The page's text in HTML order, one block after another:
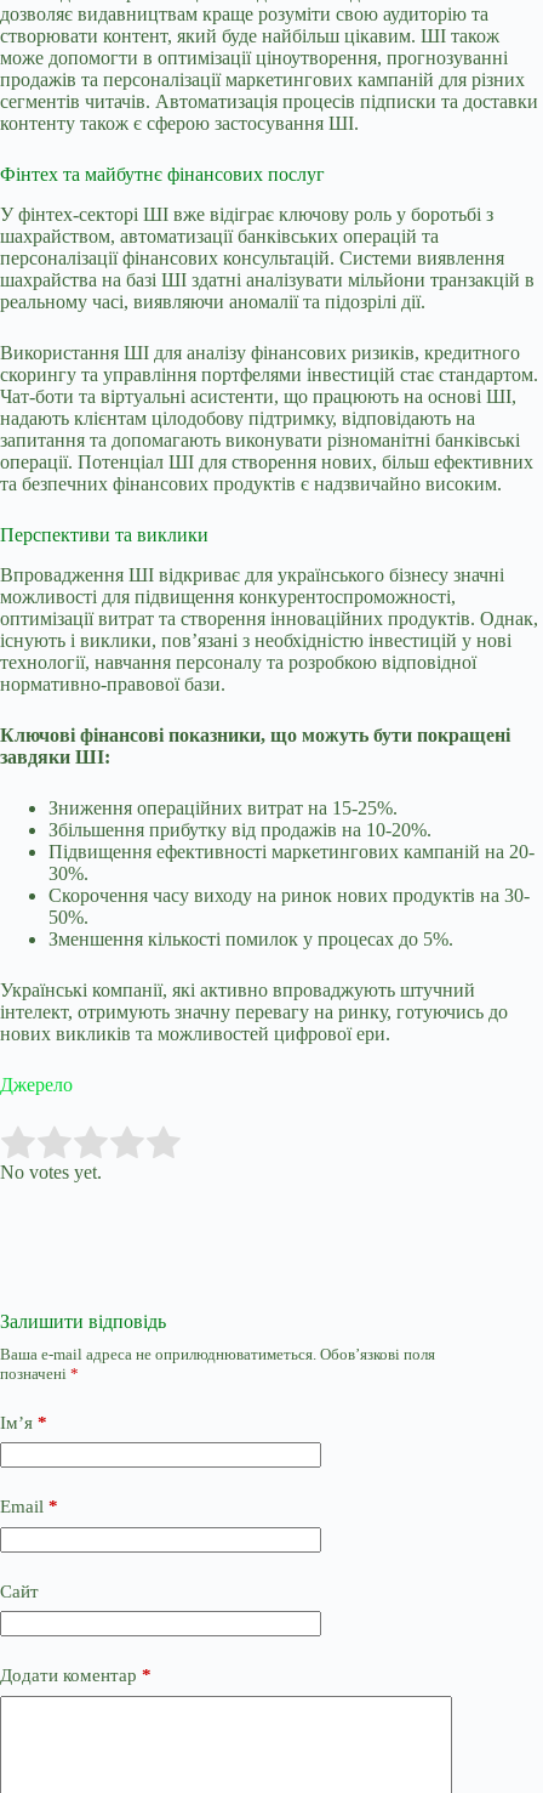
дозволяє видавництвам краще розуміти свою аудиторію та
створювати контент, який буде найбільш цікавим. ШІ також
може допомогти в оптимізації ціноутворення, прогнозуванні
продажів та персоналізації маркетингових кампаній для різних
сегментів читачів. Автоматизація процесів підписки та доставки
контенту також є сферою застосування ШІ.
Фінтех та майбутнє фінансових послуг
У фінтех-секторі ШІ вже відіграє ключову роль у боротьбі з
шахрайством, автоматизації банківських операцій та
персоналізації фінансових консультацій. Системи виявлення
шахрайства на базі ШІ здатні аналізувати мільйони транзакцій в
реальному часі, виявляючи аномалії та підозрілі дії.
Використання ШІ для аналізу фінансових ризиків, кредитного
скорингу та управління портфелями інвестицій стає стандартом.
Чат-боти та віртуальні асистенти, що працюють на основі ШІ,
надають клієнтам цілодобову підтримку, відповідають на
запитання та допомагають виконувати різноманітні банківські
операції. Потенціал ШІ для створення нових, більш ефективних
та безпечних фінансових продуктів є надзвичайно високим.
Перспективи та виклики
Впровадження ШІ відкриває для українського бізнесу значні
можливості для підвищення конкурентоспроможності,
оптимізації витрат та створення інноваційних продуктів. Однак,
існують і виклики, пов’язані з необхідністю інвестицій у нові
технології, навчання персоналу та розробкою відповідної
нормативно-правової бази.
Ключові фінансові показники, що можуть бути покращені
завдяки ШІ:
Зниження операційних витрат на 15-25%.
Збільшення прибутку від продажів на 10-20%.
Підвищення ефективності маркетингових кампаній на 20-
30%.
Скорочення часу виходу на ринок нових продуктів на 30-
50%.
Зменшення кількості помилок у процесах до 5%.
Українські компанії, які активно впроваджують штучний
інтелект, отримують значну перевагу на ринку, готуючись до
нових викликів та можливостей цифрової ери.
Джерело
Rate this item:
No votes yet.
Залишити відповідь
Ваша e-mail адреса не оприлюднюватиметься. Обов’язкові поля
позначені *
Ім’я *
Email *
Сайт
Додати коментар *